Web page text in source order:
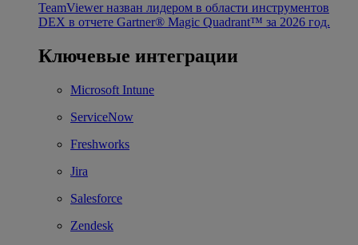
TeamViewer назван лидером в области инструментов
DEX в отчете Gartner® Magic Quadrant™ за 2026 год.
Ключевые интеграции
Microsoft Intune
ServiceNow
Freshworks
Jira
Salesforce
Zendesk